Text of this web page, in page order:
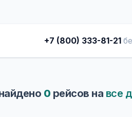
+7 (800) 333-81-21
0 рейсов на все